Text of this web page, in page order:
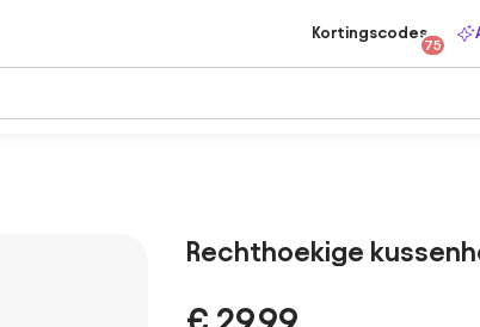
Kortingscodes
75
Rechthoekige